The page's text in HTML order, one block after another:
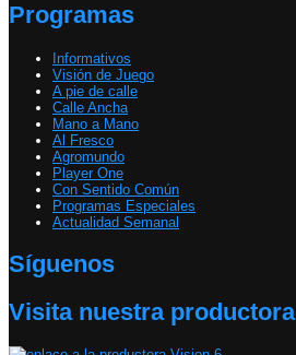
Programas
Informativos
Visión de Juego
A pie de calle
Calle Ancha
Mano a Mano
Al Fresco
Agromundo
Player One
Con Sentido Común
Programas Especiales
Actualidad Semanal
Síguenos
Visita nuestra productora